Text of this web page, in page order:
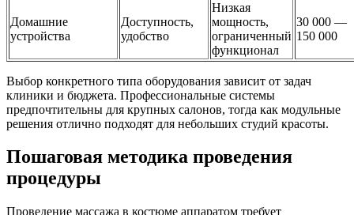
Домашние
устройства
Доступность,
удобство
Низкая
мощность,
ограниченный
функционал
30 000 —
150 000
Выбор конкретного типа оборудования зависит от задач
клиники и бюджета. Профессиональные системы
предпочтительны для крупных салонов, тогда как модульные
решения отлично подходят для небольших студий красоты.
Пошаговая методика проведения
процедуры
Проведение массажа в костюме аппаратом требует